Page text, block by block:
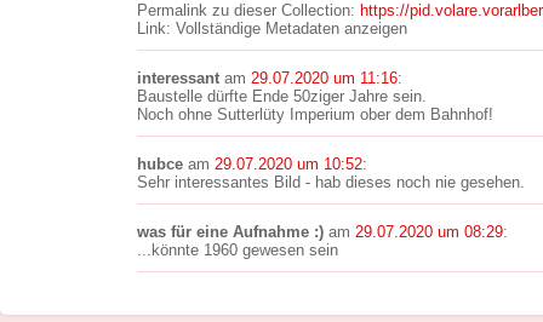
Permalink zu dieser Collection: https://
Link: Vollständige Metadaten anzeigen
interessant am 29.07.2020 um 11:16:
Baustelle dürfte Ende 50ziger Jahre sein.
Noch ohne Sutterlüty Imperium ober dem Bahnhof!
hubce am 29.07.2020 um 10:52:
Sehr interessantes Bild - hab dieses noch nie gesehen.
was für eine Aufnahme :) am 29.07.2020 um 08:29:
...könnte 1960 gewesen sein